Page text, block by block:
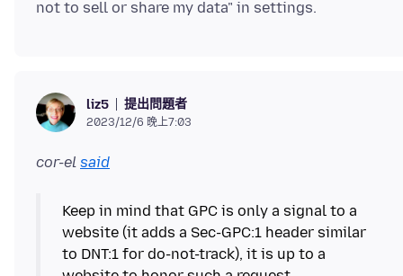
liz5 提出問題者
2023/12/6 晚上7:03
cor-el said
Keep in mind that GPC is only a signal to a
website (it adds a Sec-GPC:1 header similar
to DNT:1 for do-not-track), it is up to a